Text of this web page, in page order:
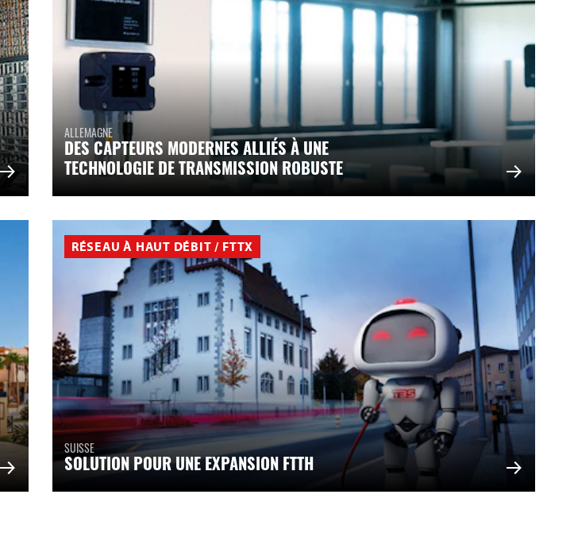
ALLEMAGNE
DES CAPTEURS MODERNES ALLIÉS À UNE
TECHNOLOGIE DE TRANSMISSION ROBUSTE
RÉSEAU À HAUT DÉBIT / FTTX
SUISSE
SOLUTION POUR UNE EXPANSION FTTH